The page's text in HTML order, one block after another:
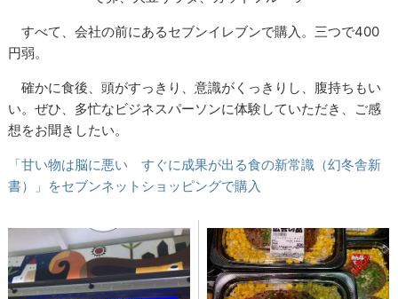
すべて、会社の前にあるセブンイレブンで購入。三つで400
円弱。
確かに食後、頭がすっきり、意識がくっきりし、腹持ちもい
い。ぜひ、多忙なビジネスパーソンに体験していただき、ご感
想をお聞きしたい。
「甘い物は脳に悪い すぐに成果が出る食の新常識（幻冬舎新
書）」をセブンネットショッピングで購入